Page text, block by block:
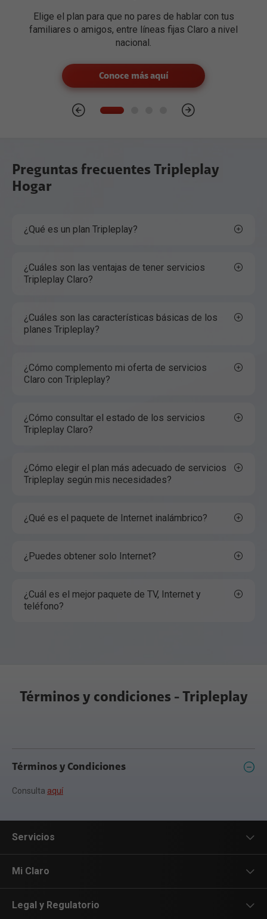
Elige el plan para que no pares de hablar con tus
familiares o amigos, entre líneas fijas Claro a nivel
nacional.
Conoce más aquí
Preguntas frecuentes Tripleplay
Hogar
¿Qué es un plan Tripleplay?
¿Cuáles son las ventajas de tener servicios
Tripleplay Claro?
¿Cuáles son las características básicas de los
planes Tripleplay?
¿Cómo complemento mi oferta de servicios
Claro con Tripleplay?
¿Cómo consultar el estado de los servicios
Tripleplay Claro?
¿Cómo elegir el plan más adecuado de servicios
Tripleplay según mis necesidades?
¿Qué es el paquete de Internet inalámbrico?
¿Puedes obtener solo Internet?
¿Cuál es el mejor paquete de TV, Internet y
teléfono?
Términos y condiciones - Tripleplay
Términos y Condiciones
Consulta aquí
Servicios
Servicios Móviles
Servicios Hogar
Mi Claro
App Mi Claro
Legal y Regulatorio